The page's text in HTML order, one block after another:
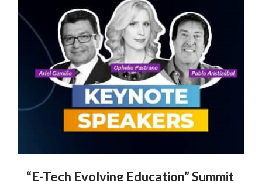
“E-Tech Evolving Education” Summit